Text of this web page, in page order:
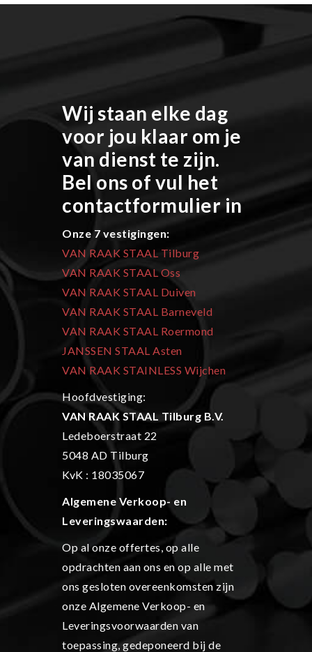
Wij staan elke dag
voor jou klaar om je
van dienst te zijn.
Bel ons of vul het
contactformulier in
Onze 7 vestigingen:
VAN RAAK STAAL Tilburg
VAN RAAK STAAL Oss
VAN RAAK STAAL Duiven
VAN RAAK STAAL Barneveld
VAN RAAK STAAL Roermond
JANSSEN STAAL Asten
VAN RAAK STAINLESS Wijchen
Hoofdvestiging:
VAN RAAK STAAL Tilburg B.V.
Ledeboerstraat 22
5048 AD Tilburg
KvK : 18035067
Algemene Verkoop- en
Leveringswaarden:
Op al onze offertes, op alle
opdrachten aan ons en op alle met
ons gesloten overeenkomsten zijn
onze Algemene Verkoop- en
Leveringsvoorwaarden van
toepassing, gedeponeerd bij de